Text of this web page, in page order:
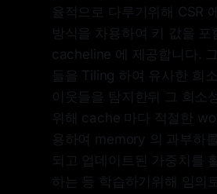
율적으로 다루기위해 CSR
방식을 차용하여 키 값을 포
cacheline 에 제공합니다.
들을 Tiling 하여 유사한 희
이웃들을 탐지한뒤 그 희소
위해 cache 마다 적절한
용하여 memory 의 과부하
되고 업데이트된 가중치를
하는 등 학습하기위해 임의